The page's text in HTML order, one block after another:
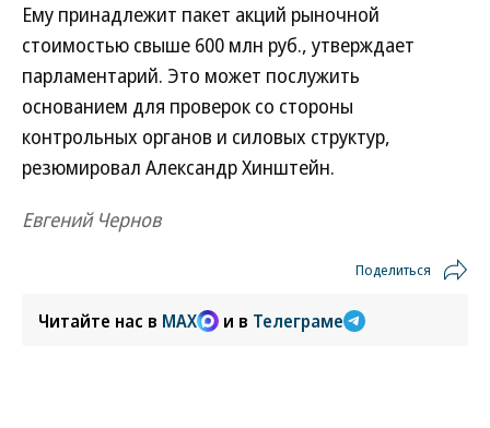
Ему принадлежит пакет акций рыночной
стоимостью свыше 600 млн руб., утверждает
парламентарий. Это может послужить
основанием для проверок со стороны
контрольных органов и силовых структур,
резюмировал Александр Хинштейн.
Евгений Чернов
Поделиться
Читайте нас в MAX и в Телеграме